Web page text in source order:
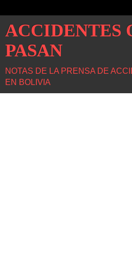
ACCIDENTES
PASAN
NOTAS DE LA PRENSA DE
EN BOLIVIA